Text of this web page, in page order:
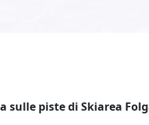
sulle piste di Skiarea